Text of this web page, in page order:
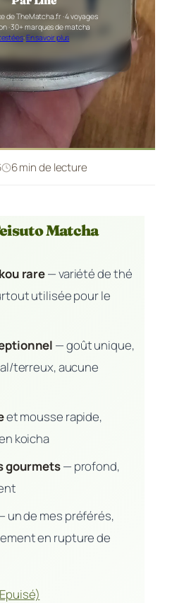
de TheMatcha.fr · 4 voyages
· 30+ marques de matcha
·En savoir plus
6 min de lecture
Matcha
rare— variété de thé
utilisée pour le
— goût unique,
terreux, aucune
et mousse rapide,
koicha
gourmets— profond,
un de mes préférés,
en rupture de